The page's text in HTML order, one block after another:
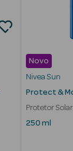
Novo
Nivea Sun
Protect &
Protetor
250 ml